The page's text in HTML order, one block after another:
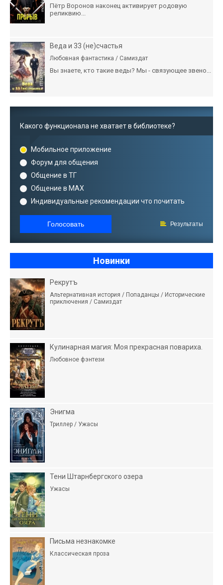
Пётр Воронов наконец активирует родовую
реликвию...
Веда и 33 (не)счастья
Любовная фантастика / Самиздат
Вы знаете, кто такие веды? Мы - связующее звено...
Какого функционала не хватает в библиотеке?
Мобильное приложение
Форум для общения
Общение в ТГ
Общение в MAX
Индивидуальные рекомендации что почитать
Голосовать Результаты
Новинки
Рекрутъ
Альтернативная история / Попаданцы / Исторические
приключения / Самиздат
Кулинарная магия: Моя прекрасная повариха.
Любовное фэнтези
Энигма
Триллер / Ужасы
Тени Штарнбергского озера
Ужасы
Письма незнакомке
Классическая проза